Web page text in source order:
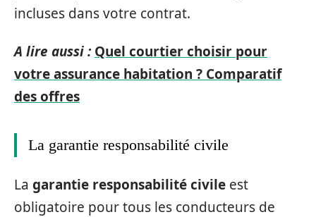
incluses dans votre contrat.
A lire aussi : Quel courtier choisir pour
votre assurance habitation ? Comparatif
des offres
La garantie responsabilité civile
La garantie responsabilité civile est
obligatoire pour tous les conducteurs de